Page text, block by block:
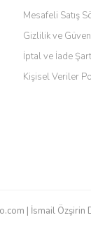
Mesafeli Satış
Gizlilik ve
İptal ve İade
Kişisel Veriler
| İsmail Özşirin